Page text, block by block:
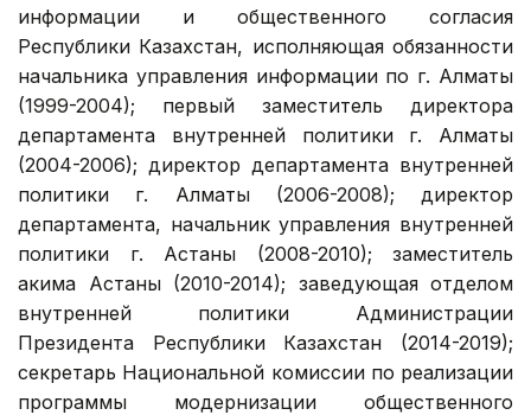
информации и общественного согласия
Республики Казахстан, исполняющая обязанности
начальника управления информации по г. Алматы
(1999-2004); первый заместитель директора
департамента внутренней политики г. Алматы
(2004-2006); директор департамента внутренней
политики г. Алматы (2006-2008); директор
департамента, начальник управления внутренней
политики г. Астаны (2008-2010); заместитель
акима Астаны (2010-2014); заведующая отделом
внутренней политики Администрации
Президента Республики Казахстан (2014-2019);
секретарь Национальной комиссии по реализации
программы модернизации общественного